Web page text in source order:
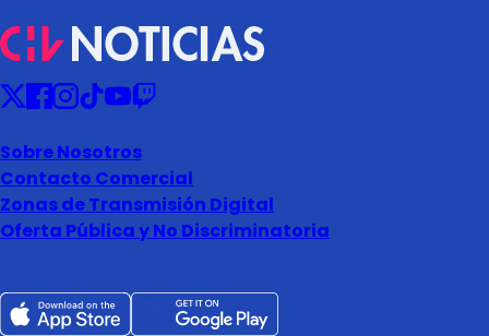
Sobre Nosotros
Contacto Comercial
Zonas de Transmisión Digital
Oferta Pública y No Discriminatoria